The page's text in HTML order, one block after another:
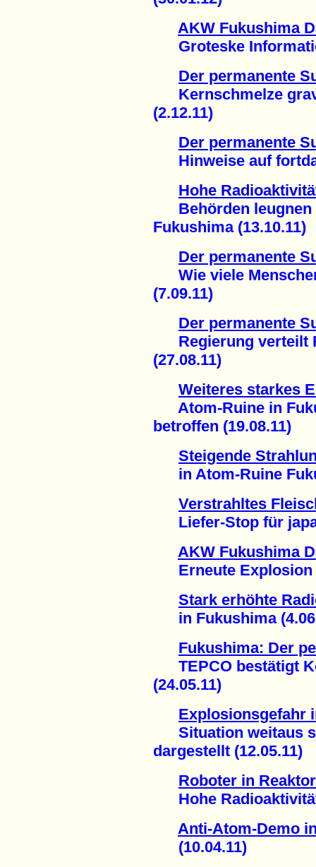
AKW Fukushima
Groteske
Der permanente
Kernschmelze
(2.12.11)
Der permanente
Hinweise auf
Hohe
Behörden leugnen
Fukushima (13.10.11)
Der permanente
Wie viele
(7.09.11)
Der permanente
Regierung verteilt
(27.08.11)
Weiteres starkes
Atom-Ruine in
betroffen (19.08.11)
Steigende
in Atom-Ruine
Verstrahltes
Liefer-Stop für
AKW Fukushima
Erneute Explosion
Stark erhöhte
in Fukushima
Fukushima: Der
TEPCO bestätigt
(24.05.11)
Explosionsgefahr
Situation weitaus
dargestellt (12.05.11)
Roboter in
Hohe
Anti-Atom-Demo
(10.04.11)